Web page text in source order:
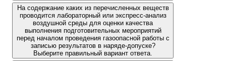
На содержание каких из перечисленных веществ
проводится лабораторный или экспресс-анализ
воздушной среды для оценки качества
выполнения подготовительных мероприятий
перед началом проведения газоопасной работы с
записью результатов в наряде-допуске?
Выберите правильный вариант ответа.